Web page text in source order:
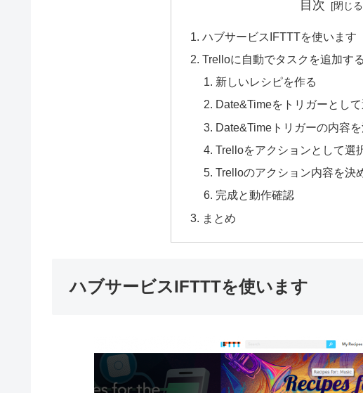
目次
ハブサービスIFTTTを使います
Trelloに自動でタスクを追加す
新しいレシピを作る
Date&Timeをトリガーとし
Date&Timeトリガーの内容
Trelloをアクションとして選
Trelloのアクション内容を決
完成と動作確認
まとめ
ハブサービスIFTTTを使います